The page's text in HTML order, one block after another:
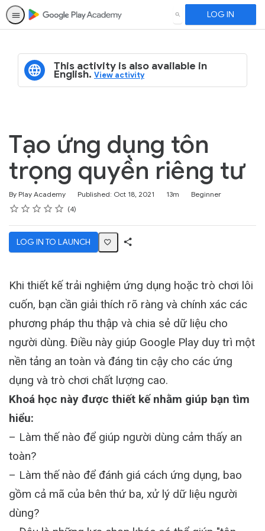
SEARCH LOG IN
This activity is also available in
English.View activity
Tạo ứng dụng tôn
trọng quyền riêng tư
By Play Academy Published: Oct 18, 2021
Duration 13m
Difficulty
Beginner
Rating
1 star
2 stars
3 stars
4 stars
5 stars
Average rating: 5.0 4
4 reviews
LOG IN TO LAUNCH
Khi thiết kế trải nghiệm ứng dụng hoặc trò chơi lôi
cuốn, bạn cần giải thích rõ ràng và chính xác các
phương pháp thu thập và chia sẻ dữ liệu cho
người dùng. Điều này giúp Google Play duy trì một
nền tảng an toàn và đáng tin cậy cho các ứng
dụng và trò chơi chất lượng cao.
Khoá học này được thiết kế nhằm giúp bạn tìm
hiểu:
– Làm thế nào để giúp người dùng cảm thấy an
toàn?
– Làm thế nào để đánh giá cách ứng dụng, bao
gồm cả mã của bên thứ ba, xử lý dữ liệu người
dùng?